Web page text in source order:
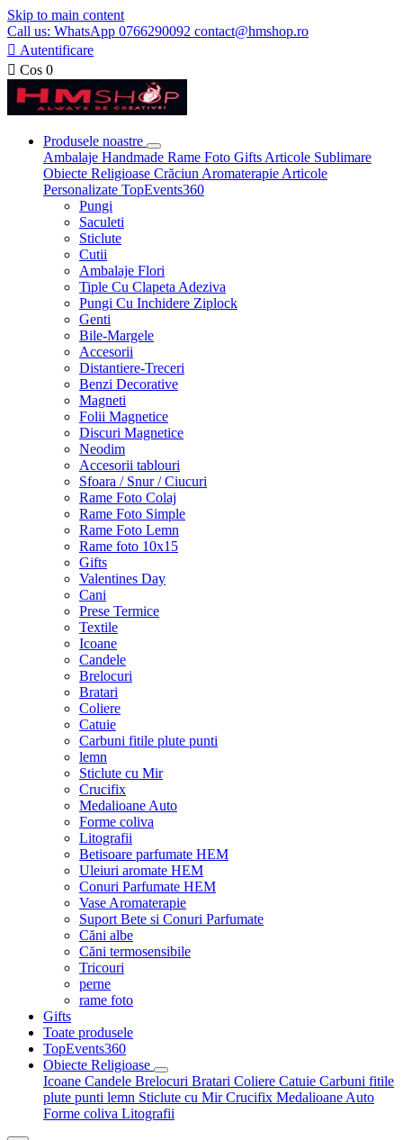
Skip to main content
Call us: WhatsApp 0766290092 contact@hmshop.ro
 Autentificare
 Cos 0
Produsele noastre
Ambalaje Handmade Rame Foto Gifts Articole Sublimare
Obiecte Religioase Crăciun Aromaterapie Articole
Personalizate TopEvents360
Pungi
Saculeti
Sticlute
Cutii
Ambalaje Flori
Tiple Cu Clapeta Adeziva
Pungi Cu Inchidere Ziplock
Genti
Bile-Margele
Accesorii
Distantiere-Treceri
Benzi Decorative
Magneti
Folii Magnetice
Discuri Magnetice
Neodim
Accesorii tablouri
Sfoara / Snur / Ciucuri
Rame Foto Colaj
Rame Foto Simple
Rame Foto Lemn
Rame foto 10x15
Gifts
Valentines Day
Cani
Prese Termice
Textile
Icoane
Candele
Brelocuri
Bratari
Coliere
Catuie
Carbuni fitile plute punti
lemn
Sticlute cu Mir
Crucifix
Medalioane Auto
Forme coliva
Litografii
Betisoare parfumate HEM
Uleiuri aromate HEM
Conuri Parfumate HEM
Vase Aromaterapie
Suport Bete si Conuri Parfumate
Căni albe
Căni termosensibile
Tricouri
perne
rame foto
Gifts
Toate produsele
TopEvents360
Obiecte Religioase
Icoane Candele Brelocuri Bratari Coliere Catuie Carbuni fitile
plute punti lemn Sticlute cu MirCrucifix Medalioane Auto
Forme coliva Litografii